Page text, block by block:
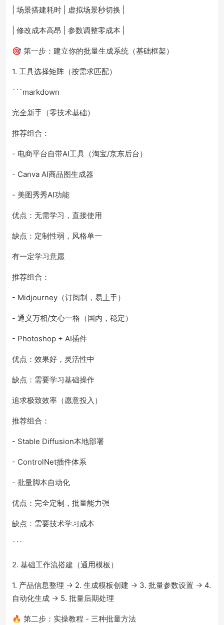
| 场景搭建耗时 | 虚拟场景秒切换 |
| 修改成本高昂 | 参数调整零成本 |
🎯 第一步：建立你的批量生成系统（基础框架）
1. 工具选择矩阵（按需求匹配）
```markdown
完全新手（零技术基础）
推荐组合：
- 电商平台自带AI工具（淘宝/京东后台）
- Canva AI商品图生成器
- 美图秀秀AI功能
优点：无需学习，直接使用
缺点：定制性弱，风格单一
有一定学习意愿
推荐组合：
- Midjourney（订阅制，易上手）
- 通义万相/文心一格（国内，稳定）
- Photoshop + AI插件
优点：效果好，灵活性中
缺点：需要学习基础操作
追求极致效率（愿意投入）
推荐组合：
- Stable Diffusion本地部署
- ControlNet插件体系
- 批量脚本自动化
优点：完全定制，批量能力强
缺点：需要技术学习成本
```
2. 基础工作流搭建（通用模板）
1. 产品信息整理 → 2. 生成模板创建 → 3. 批量参数设置 → 4.
自动化生成 → 5. 批量后期处理
🔥 第二步：实操教程 - 三种批量方法